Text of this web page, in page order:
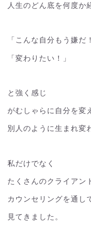
人生のどん底を何度か
「こんな自分もう嫌だ
「変わりたい！」
と強く感じ
がむしゃらに自分を変
別人のように生まれ変
私だけでなく
たくさんのクライアン
カウンセリングを通し
見てきました。